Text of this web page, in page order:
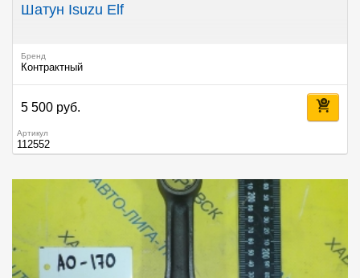
Шатун Isuzu Elf
Бренд
Контрактный
5 500 руб.
Артикул
112552